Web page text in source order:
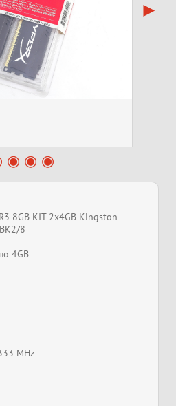
8GB KIT 2x4GB Kingston
8
4GB
MHz